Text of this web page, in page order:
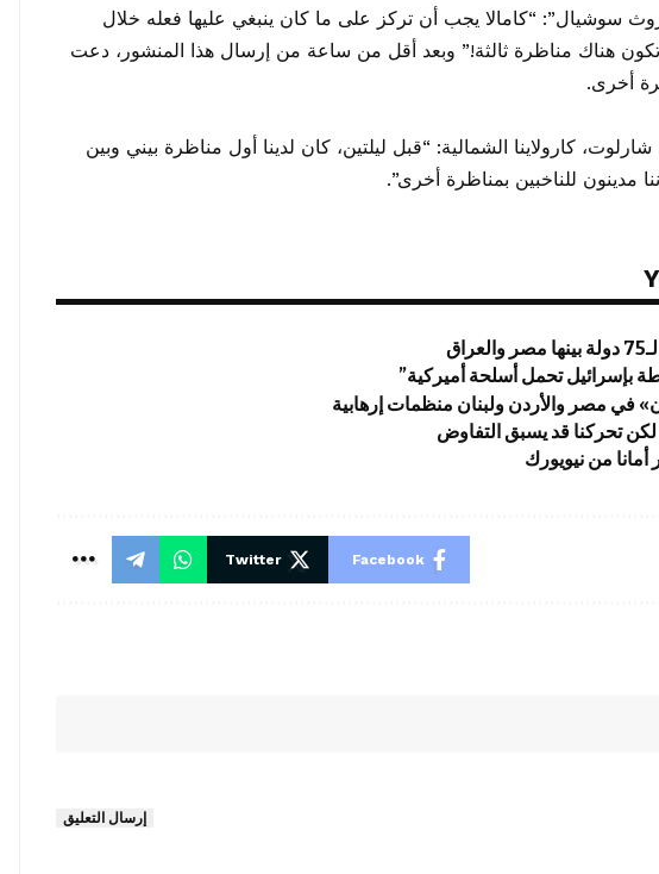
سوشيال”: “كامالا يجب أن تركز على ما كان ينبغي عليها فعله خلال
تكون هناك مناظرة ثالثة!” وبعد أقل من ساعة من إرسال هذا المنشور، دعت
أخرى.
كارولاينا الشمالية: “قبل ليلتين، كان لدينا أول مناظرة بيني وبين
مدينون للناخبين بمناظرة أخرى”.
بإسرائيل تحمل أسلحة أميركية”
في مصر والأردن ولبنان منظمات إرهابية
تحركنا قد يسبق التفاوض
أمانا من نيويورك
Facebook
Twitter
إرسال التعليق